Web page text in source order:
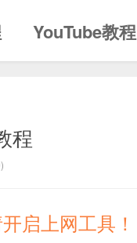
YouTube教程
程
启上网工具！